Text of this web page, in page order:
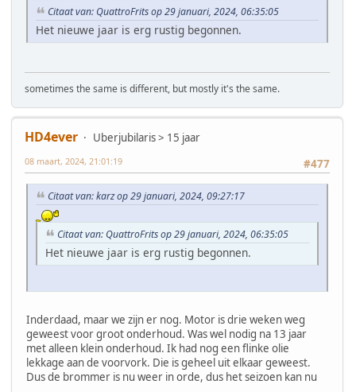
Citaat van: QuattroFrits op 29 januari, 2024, 06:35:05
Het nieuwe jaar is erg rustig begonnen.
sometimes the same is different, but mostly it's the same.
HD4ever
Uberjubilaris > 15 jaar
#477
08 maart, 2024, 21:01:19
Citaat van: karz op 29 januari, 2024, 09:27:17
Citaat van: QuattroFrits op 29 januari, 2024, 06:35:05
Het nieuwe jaar is erg rustig begonnen.
Inderdaad, maar we zijn er nog. Motor is drie weken weg
geweest voor groot onderhoud. Was wel nodig na 13 jaar
met alleen klein onderhoud. Ik had nog een flinke olie
lekkage aan de voorvork. Die is geheel uit elkaar geweest.
Dus de brommer is nu weer in orde, dus het seizoen kan nu